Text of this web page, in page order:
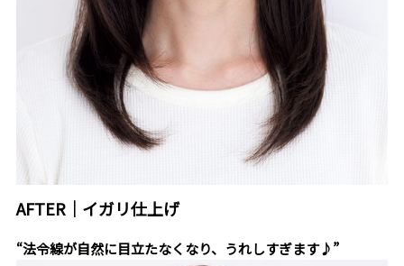
AFTER｜イガリ仕上げ
“法令線が自然に目立たなくなり、うれしすぎます♪”